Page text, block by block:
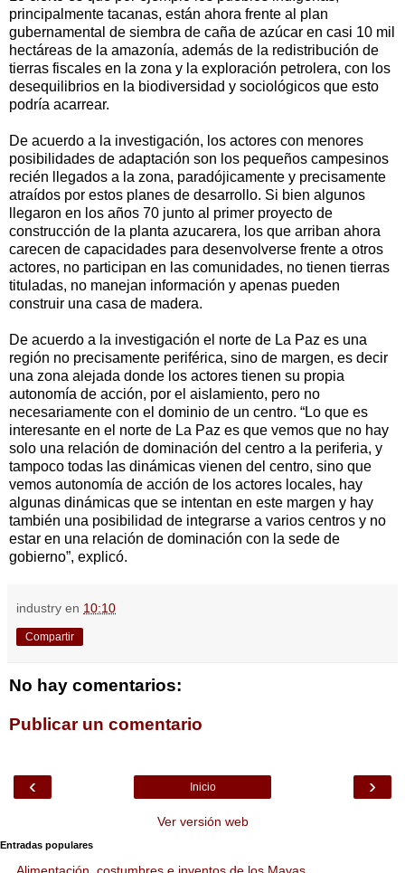
principalmente tacanas, están ahora frente al plan
gubernamental de siembra de caña de azúcar en casi 10 mil
hectáreas de la amazonía, además de la redistribución de
tierras fiscales en la zona y la exploración petrolera, con los
desequilibrios en la biodiversidad y sociológicos que esto
podría acarrear.
De acuerdo a la investigación, los actores con menores
posibilidades de adaptación son los pequeños campesinos
recién llegados a la zona, paradójicamente y precisamente
atraídos por estos planes de desarrollo. Si bien algunos
llegaron en los años 70 junto al primer proyecto de
construcción de la planta azucarera, los que arriban ahora
carecen de capacidades para desenvolverse frente a otros
actores, no participan en las comunidades, no tienen tierras
tituladas, no manejan información y apenas pueden
construir una casa de madera.
De acuerdo a la investigación el norte de La Paz es una
región no precisamente periférica, sino de margen, es decir
una zona alejada donde los actores tienen su propia
autonomía de acción, por el aislamiento, pero no
necesariamente con el dominio de un centro. “Lo que es
interesante en el norte de La Paz es que vemos que no hay
solo una relación de dominación del centro a la periferia, y
tampoco todas las dinámicas vienen del centro, sino que
vemos autonomía de acción de los actores locales, hay
algunas dinámicas que se intentan en este margen y hay
también una posibilidad de integrarse a varios centros y no
estar en una relación de dominación con la sede de
gobierno”, explicó.
industry en 10:10
Compartir
No hay comentarios:
Publicar un comentario
‹ ›
Inicio
Ver versión web
Entradas populares